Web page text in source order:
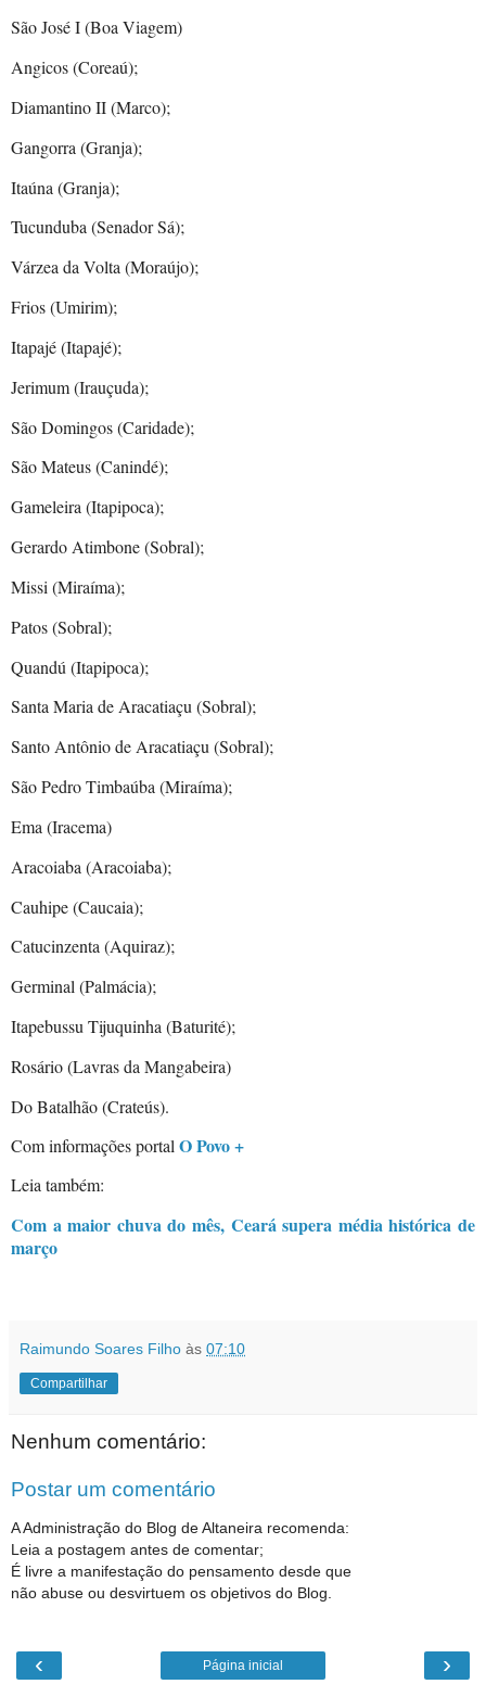
São José I (Boa Viagem)
Angicos (Coreaú);
Diamantino II (Marco);
Gangorra (Granja);
Itaúna (Granja);
Tucunduba (Senador Sá);
Várzea da Volta (Moraújo);
Frios (Umirim);
Itapajé (Itapajé);
Jerimum (Irauçuda);
São Domingos (Caridade);
São Mateus (Canindé);
Gameleira (Itapipoca);
Gerardo Atimbone (Sobral);
Missi (Miraíma);
Patos (Sobral);
Quandú (Itapipoca);
Santa Maria de Aracatiaçu (Sobral);
Santo Antônio de Aracatiaçu (Sobral);
São Pedro Timbaúba (Miraíma);
Ema (Iracema)
Aracoiaba (Aracoiaba);
Cauhipe (Caucaia);
Catucinzenta (Aquiraz);
Germinal (Palmácia);
Itapebussu Tijuquinha (Baturité);
Rosário (Lavras da Mangabeira)
Do Batalhão (Crateús).
Com informações portalO Povo +
Leia também:
Com a maior chuva do mês, Ceará supera média histórica de
março
Raimundo Soares Filho às 07:10
Compartilhar
Nenhum comentário:
Postar um comentário
A Administração do Blog de Altaneira recomenda:
Leia a postagem antes de comentar;
É livre a manifestação do pensamento desde que
não abuse ou desvirtuem os objetivos do Blog.
‹ ›
Página inicial